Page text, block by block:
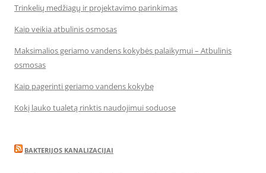
Trinkelių medžiagų ir projektavimo parinkimas
Kaip veikia atbulinis osmosas
Maksimalios geriamo vandens kokybės palaikymui – Atbulinis
osmosas
Kaip pagerinti geriamo vandens kokybę
Kokį lauko tualetą rinktis naudojimui soduose
BAKTERIJOS KANALIZACIJAI